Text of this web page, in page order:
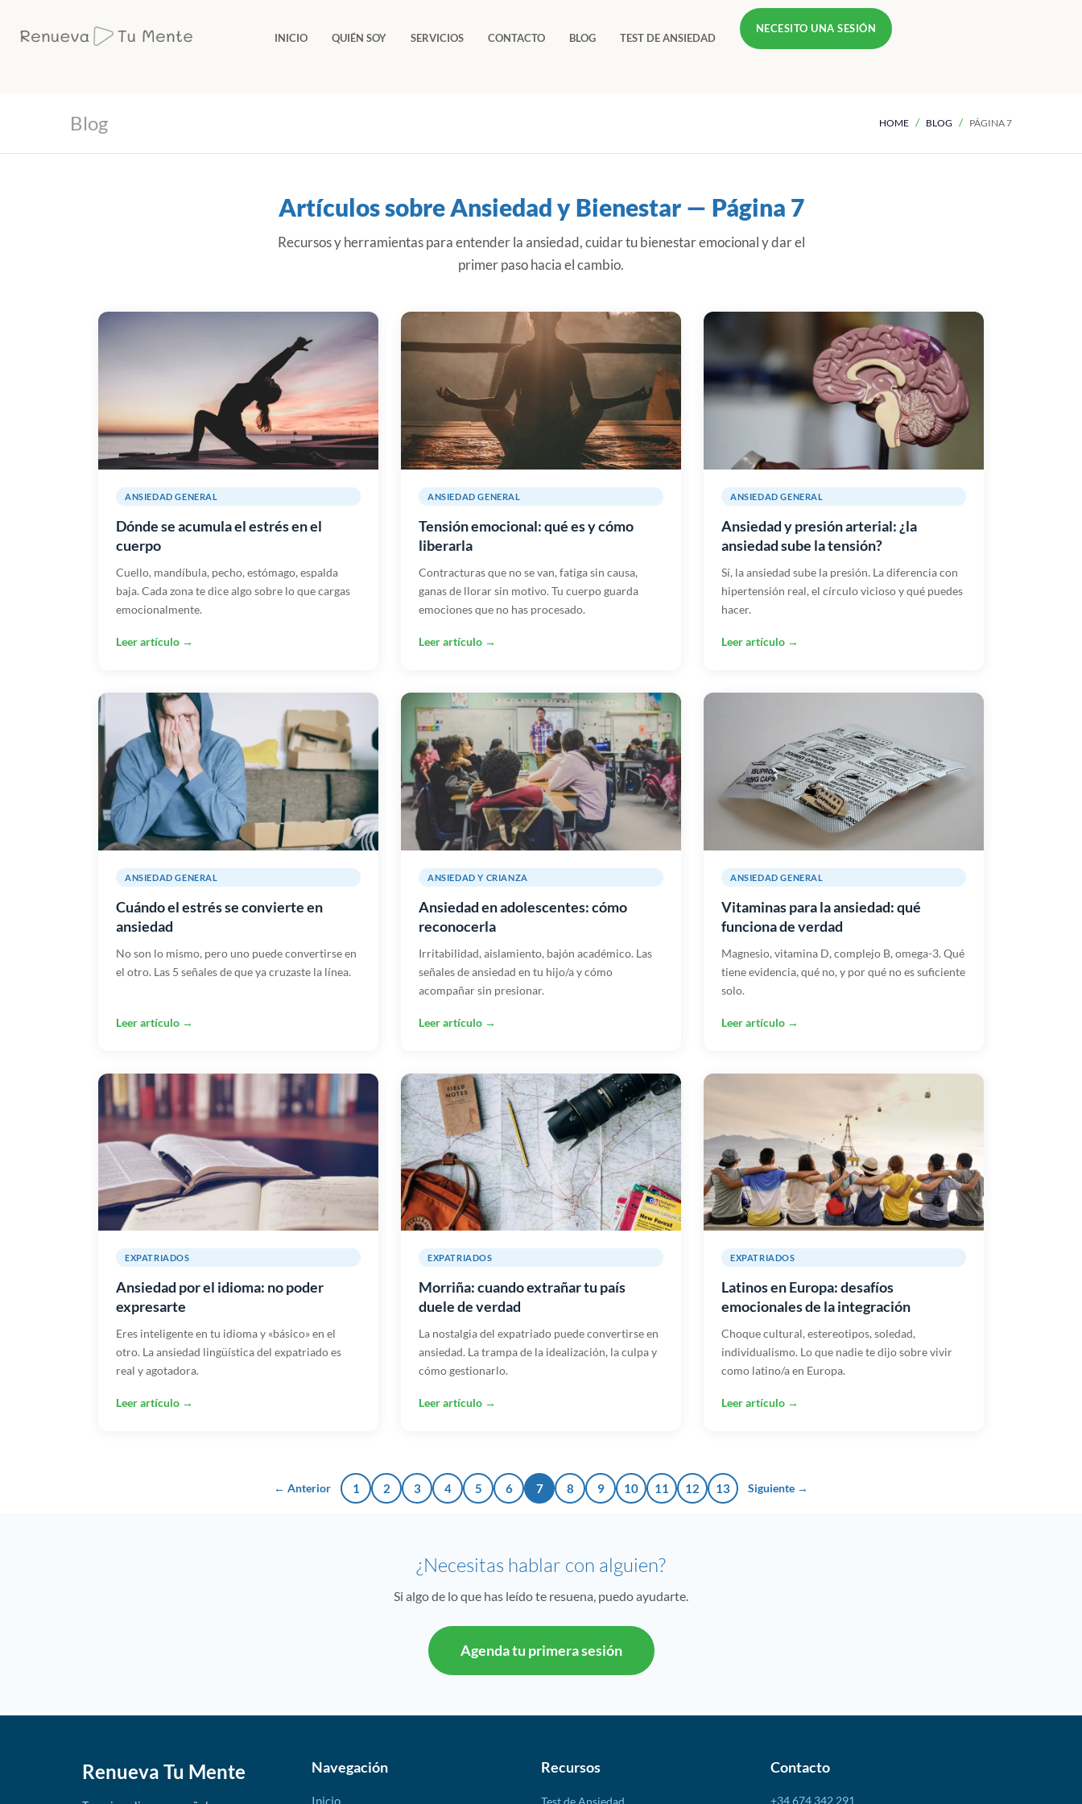
INICIO QUIÉN SOY SERVICIOS CONTACTO BLOG TEST DE ANSIEDAD
NECESITO UNA SESIÓN
Blog HOME BLOG PÁGINA 7
Artículos sobre Ansiedad y Bienestar — Página 7
Recursos y herramientas para entender la ansiedad, cuidar tu bienestar emocional y dar el
primer paso hacia el cambio.
ANSIEDAD GENERAL
Dónde se acumula el estrés en el
cuerpo
Cuello, mandíbula, pecho, estómago, espalda
baja. Cada zona te dice algo sobre lo que cargas
emocionalmente.
Leer artículo →
ANSIEDAD GENERAL
Tensión emocional: qué es y cómo
liberarla
Contracturas que no se van, fatiga sin causa,
ganas de llorar sin motivo. Tu cuerpo guarda
emociones que no has procesado.
Leer artículo →
ANSIEDAD GENERAL
Ansiedad y presión arterial: ¿la
ansiedad sube la tensión?
Sí, la ansiedad sube la presión. La diferencia con
hipertensión real, el círculo vicioso y qué puedes
hacer.
Leer artículo →
ANSIEDAD GENERAL
Cuándo el estrés se convierte en
ansiedad
No son lo mismo, pero uno puede convertirse en
el otro. Las 5 señales de que ya cruzaste la línea.
Leer artículo →
ANSIEDAD Y CRIANZA
Ansiedad en adolescentes: cómo
reconocerla
Irritabilidad, aislamiento, bajón académico. Las
señales de ansiedad en tu hijo/a y cómo
acompañar sin presionar.
Leer artículo →
ANSIEDAD GENERAL
Vitaminas para la ansiedad: qué
funciona de verdad
Magnesio, vitamina D, complejo B, omega-3. Qué
tiene evidencia, qué no, y por qué no es suficiente
solo.
Leer artículo →
EXPATRIADOS
Ansiedad por el idioma: no poder
expresarte
Eres inteligente en tu idioma y «básico» en el
otro. La ansiedad lingüística del expatriado es
real y agotadora.
Leer artículo →
EXPATRIADOS
Morriña: cuando extrañar tu país
duele de verdad
La nostalgia del expatriado puede convertirse en
ansiedad. La trampa de la idealización, la culpa y
cómo gestionarlo.
Leer artículo →
EXPATRIADOS
Latinos en Europa: desafíos
emocionales de la integración
Choque cultural, estereotipos, soledad,
individualismo. Lo que nadie te dijo sobre vivir
como latino/a en Europa.
Leer artículo →
← Anterior 1 2 3 4 5 6 7 8 9 10 11 12 13 Siguiente →
¿Necesitas hablar con alguien?
Si algo de lo que has leído te resuena, puedo ayudarte.
Agenda tu primera sesión
Renueva Tu Mente Navegación
Inicio
Recursos Contacto
+34 674 342 291